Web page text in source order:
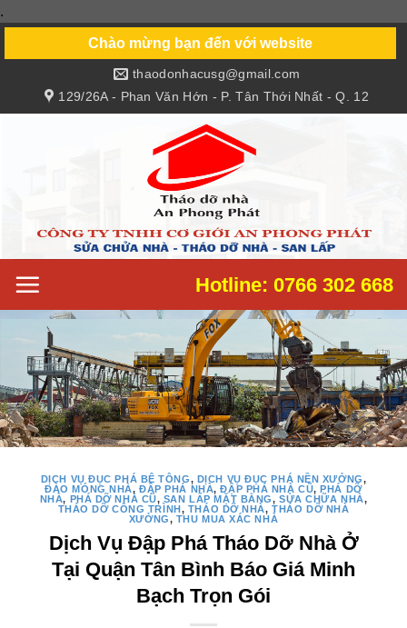
.
content
Chào mừng bạn đến với website
129/26A - Phan Văn Hớn - P. Tân Thới Nhất - Q. 12
thaodonhacusg@gmail.com
Hotline: 0766 302 668
DỊCH VỤ ĐỤC PHÁ BÊ TÔNG, DỊCH VỤ ĐỤC PHÁ NỀN XƯỞNG,
ĐÀO MÓNG NHÀ,ĐẬP PHÁ NHÀ,ĐẬP PHÁ NHÀ CŨ,PHÁ DỠ
NHÀ, PHÁ DỠ NHÀ CŨ, SAN LẤP MẶT BẰNG, SỬA CHỮA NHÀ,
THÁO DỠ CÔNG TRÌNH, THÁO DỠ NHÀ,THÁO DỠ NHÀ
XƯỞNG, THU MUA XÁC NHÀ
Dịch Vụ Đập Phá Tháo Dỡ Nhà Ở
Tại Quận Tân Bình Báo Giá Minh
Bạch Trọn Gói